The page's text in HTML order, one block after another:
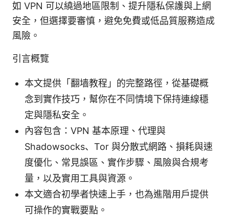
如 VPN 可以繞過地區限制、提升隱私保護與上網
安全，但選擇要審慎，避免免費或低品質服務造成
風險。
引言概覽
本文提供「翻墙教程」的完整路徑，從基礎概
念到實作技巧，幫你在不同情境下保持連線穩
定與隱私安全。
內容包含：VPN 基本原理、代理與
Shadowsocks、Tor 與分散式網路、損耗與速
度優化、常見誤區、實作步驟、風險與合規考
量，以及實用工具與資源。
本文適合初學者快速上手，也為進階用戶提供
可操作的實戰要點。